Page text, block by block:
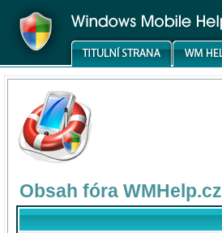
Obsah fóra WMHelp.cz